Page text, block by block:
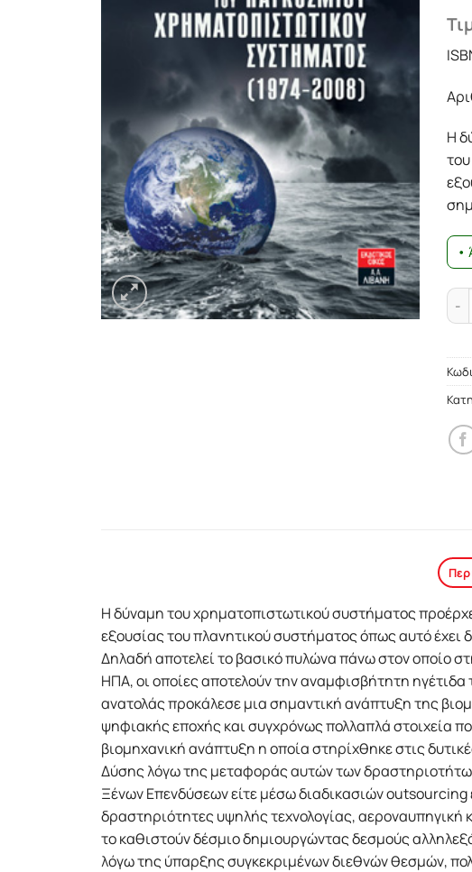
Η
•
Οι
Η δύναμη του χρηματοπιστωτικού συστήματος
εξουσίας του πλανητικού συστήματος όπως αυτό
Δηλαδή αποτελεί το βασικό πυλώνα πάνω στον οποίο
ΗΠΑ, οι οποίες αποτελούν την αναμφισβήτητη
ανατολάς προκάλεσε μια σημαντική ανάπτυξη της
ψηφιακής εποχής και συγχρόνως πολλαπλά στοιχεία
βιομηχανική ανάπτυξη η οποία στηρίχθηκε στις
Δύσης λόγω της μεταφοράς αυτών των
Ξένων Επενδύσεων είτε μέσω διαδικασιών
δραστηριότητες υψηλής τεχνολογίας, αεροναυπηγική
το καθιστούν δέσμιο δημιουργώντας δεσμούς
λόγω της ύπαρξης συγκεκριμένων διεθνών θεσμών,